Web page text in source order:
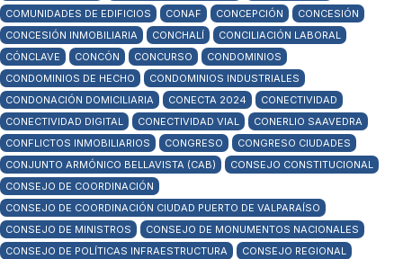
COMUNIDADES DE EDIFICIOS
CONAF CONCEPCIÓN
CONCESIÓN
CONCESIÓN INMOBILIARIA
CONCHALÍ
CONCILIACIÓN LABORAL
CÓNCLAVE
CONCÓN CONCURSO
CONDOMINIOS
CONDOMINIOS DE HECHO
CONDOMINIOS INDUSTRIALES
CONDONACIÓN DOMICILIARIA
CONECTA 2024
CONECTIVIDAD
CONECTIVIDAD DIGITAL
CONECTIVIDAD VIAL
CONERLIO SAAVEDRA
CONFLICTOS INMOBILIARIOS
CONGRESO
CONGRESO CIUDADES
CONJUNTO ARMÓNICO BELLAVISTA (CAB)
CONSEJO CONSTITUCIONAL
CONSEJO DE COORDINACIÓN
CONSEJO DE COORDINACIÓN CIUDAD PUERTO DE VALPARAÍSO
CONSEJO DE MINISTROS
CONSEJO DE MONUMENTOS NACIONALES
CONSEJO DE POLÍTICAS INFRAESTRUCTURA
CONSEJO REGIONAL